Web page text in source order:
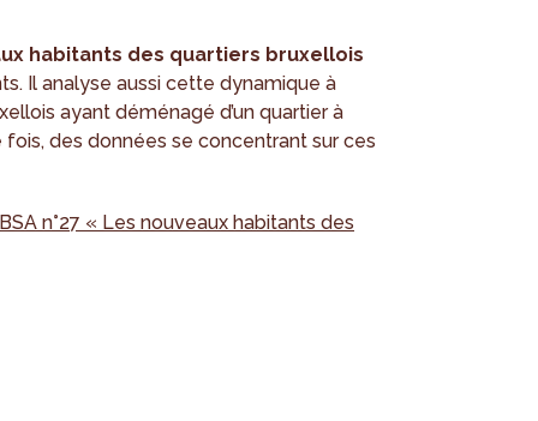
habitants des quartiers bruxellois
Il analyse aussi cette dynamique à
ayant déménagé d’un quartier à
fois, des données se concentrant sur ces
n°27 « Les nouveaux habitants des